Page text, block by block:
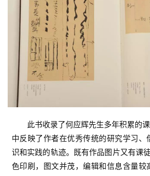
此书收录了何应辉先生多年积累的
中反映了作者在优秀传统的研究学习、
识和实践的轨迹。既有作品图片又有课
色印刷，图文并茂，编辑和信息含量较